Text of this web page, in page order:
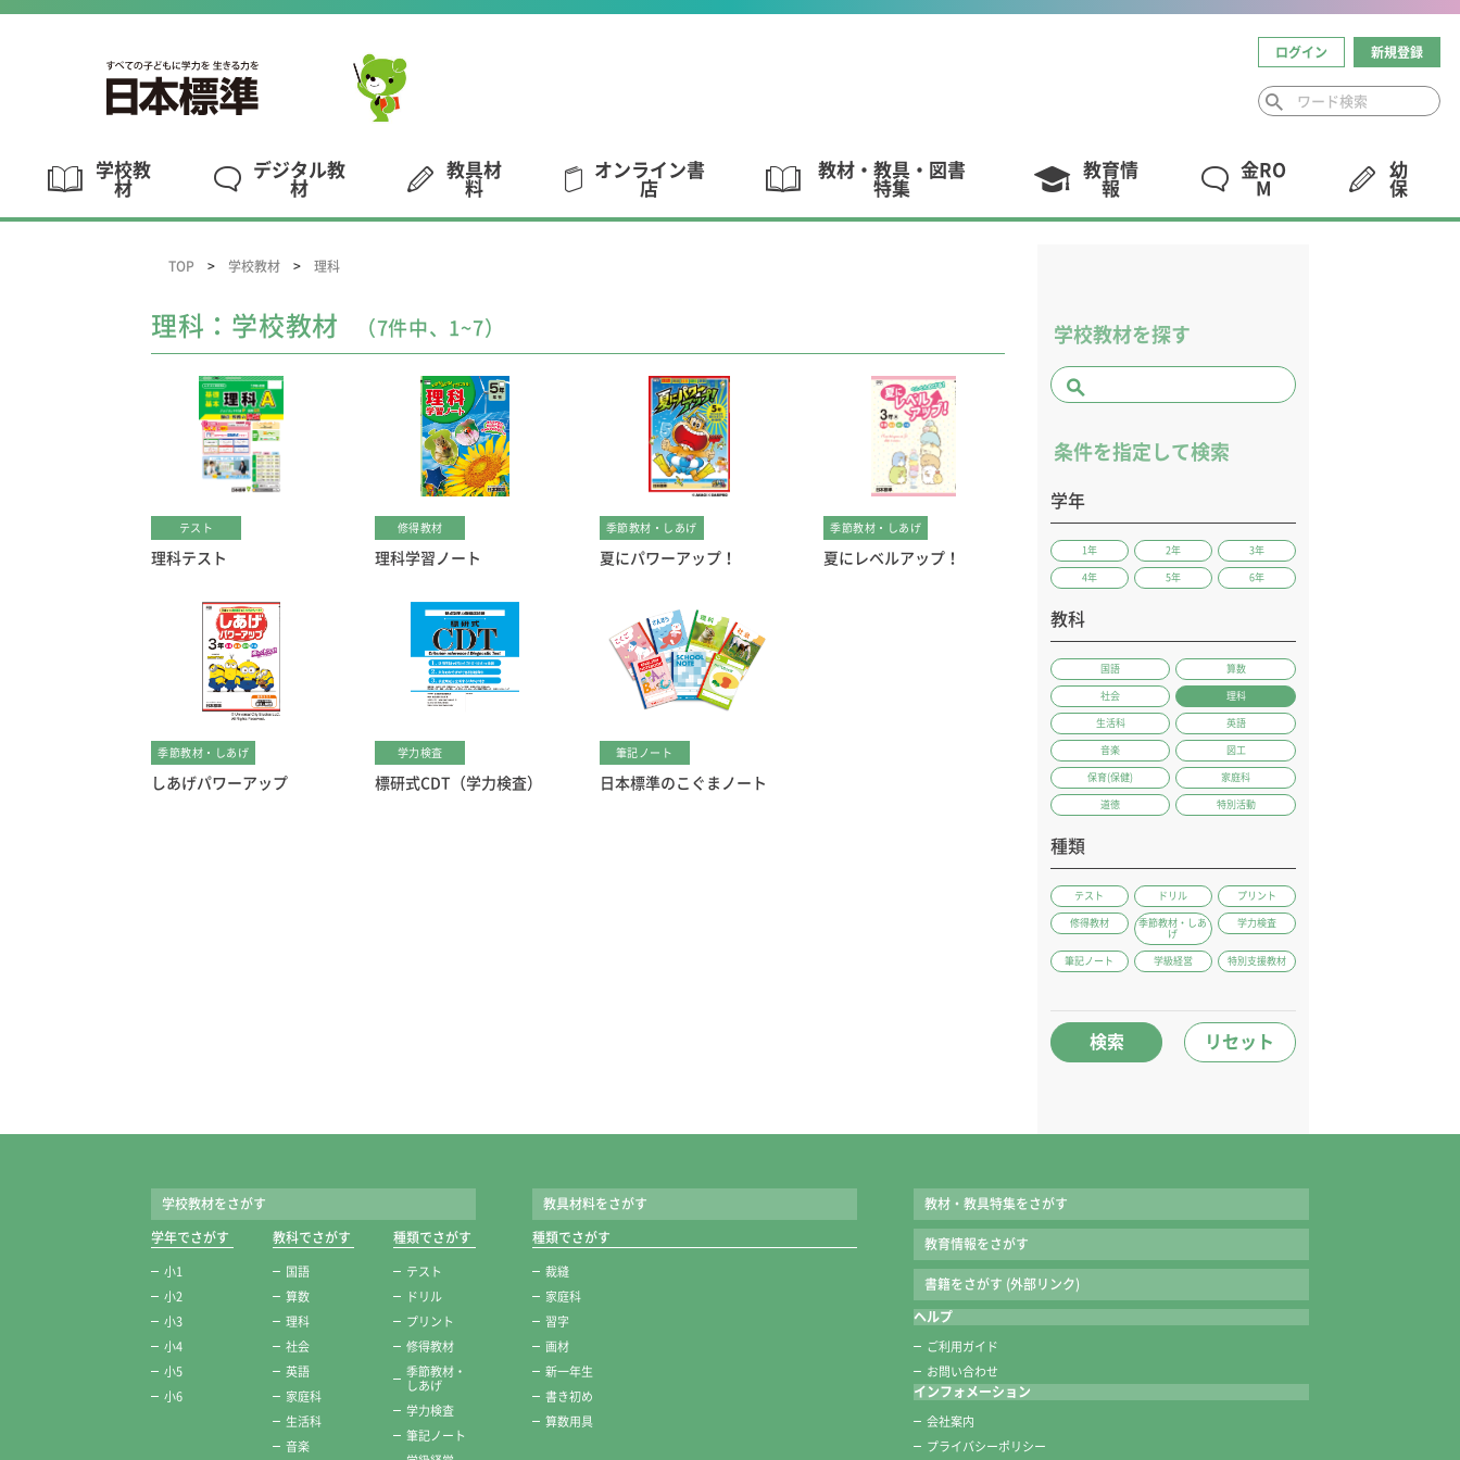
ログイン 新規登録
学校教
材
デジタル教
材
教具材
料
オンライン書
店
教材・教具・図書
特集
教育情
報
金RO
M
幼
保
TOP 学校教材 理科
理科：学校教材 （7件中、1~7）
テスト
理科テスト
修得教材
理科学習ノート
季節教材・しあげ
夏にパワーアップ！
季節教材・しあげ
夏にレベルアップ！
季節教材・しあげ
しあげパワーアップ
学力検査
標研式CDT（学力検査）
筆記ノート
日本標準のこぐまノート
学校教材を探す
条件を指定して検索
学年
1年 2年 3年
4年 5年 6年
教科
国語 算数
社会 理科
生活科 英語
音楽 図工
保育(保健) 家庭科
道徳 特別活動
種類
テスト ドリル プリント
修得教材
季節教材・しあ
げ
学力検査
筆記ノート 学級経営 特別支援教材
検索 リセット
学校教材をさがす
学年でさがす
小1
小2
小3
小4
小5
小6
教科でさがす
国語
算数
理科
社会
英語
家庭科
生活科
音楽
種類でさがす
テスト
ドリル
プリント
修得教材
季節教材・
しあげ
学力検査
筆記ノート
教具材料をさがす
種類でさがす
裁縫
家庭科
習字
画材
新一年生
書き初め
算数用具
教材・教具特集をさがす
教育情報をさがす
書籍をさがす (外部リンク)
ヘルプ
ご利用ガイド
お問い合わせ
インフォメーション
会社案内
プライバシーポリシー